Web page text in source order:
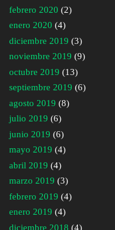
febrero 2020 (2)
enero 2020 (4)
diciembre 2019 (3)
noviembre 2019 (9)
octubre 2019 (13)
septiembre 2019 (6)
agosto 2019 (8)
julio 2019 (6)
junio 2019 (6)
mayo 2019 (4)
abril 2019 (4)
marzo 2019 (3)
febrero 2019 (4)
enero 2019 (4)
diciembre 2018 (4)